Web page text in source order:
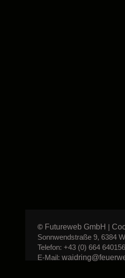
© Futureweb GmbH |
Sonnwendstraße 9, 6384
Telefon: +43 (0) 664
E-Mail: